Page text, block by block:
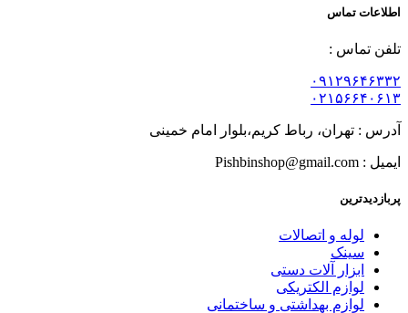
اطلاعات تماس
تلفن تماس :
۰۹۱۲۹۶۴۶۳۳۲
۰۲۱۵۶۶۴۰۶۱۳
آدرس : تهران، رباط کریم،بلوار امام خمینی
ایمیل : Pishbinshop@gmail.com
پربازدیدترین
لوله و اتصالات
سینک
ابزار آلات دستی
لوازم الکتریکی
لوازم بهداشتی و ساختمانی